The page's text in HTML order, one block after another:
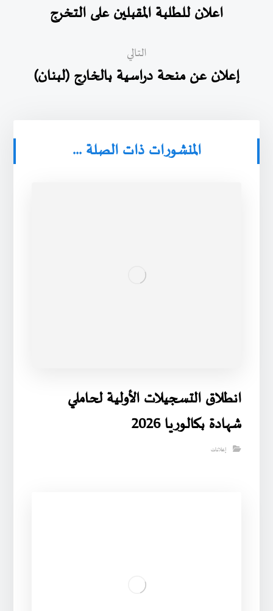
اعلان للطلبة المقبلين على التخرج
التالي
إعلان عن منحة دراسية بالخارج (لبنان)
المنشورات ذات الصلة ...
انطلاق التسجيلات الأولية لحاملي
شهادة بكالوريا 2026
إعلانات